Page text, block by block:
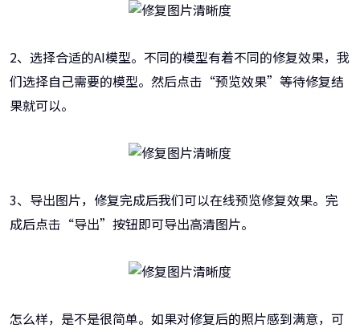
2、选择合适的AI模型。不同的模型有着不同的修复效果，我
们选择自己需要的模型。然后点击“预览效果”等待修复结
果就可以。
3、导出图片，修复完成后我们可以在线预览修复效果。完
成后点击“导出”按钮即可导出高清图片。
怎么样，是不是很简单。如果对修复后的照片感到满意，可